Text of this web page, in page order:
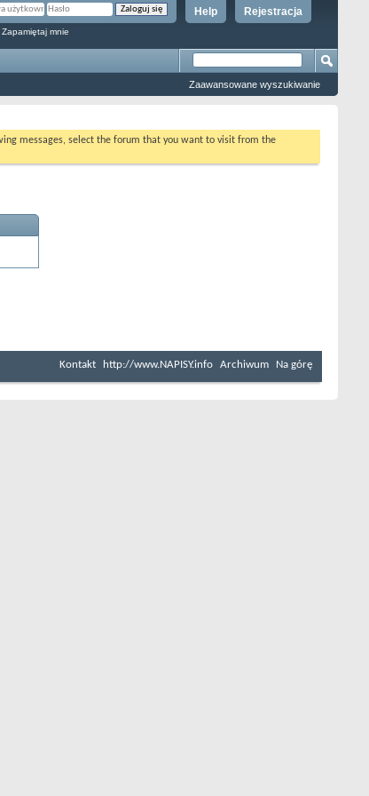
Rejestracja
Help
Zapamiętaj mnie
Zaawansowane wyszukiwanie
messages, select the forum that you want to visit from the
Kontakt http://www.NAPISY.info Archiwum Na górę